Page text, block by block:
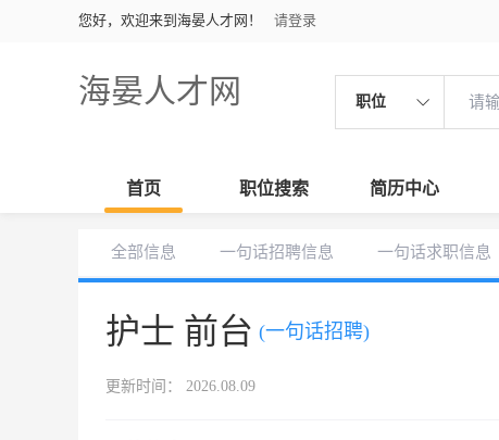
您好，欢迎来到海晏人才网！ 请登录
海晏人才网 职位
首页 职位搜索 简历中心
全部信息 一句话招聘信息 一句话求职信息
护士 前台 (一句话招聘)
更新时间： 2026.08.09